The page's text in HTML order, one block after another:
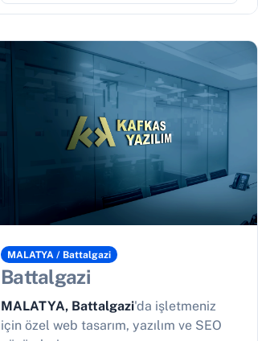
MALATYA / Battalgazi
Battalgazi
MALATYA, Battalgazi'da işletmeniz
için özel web tasarım, yazılım ve SEO